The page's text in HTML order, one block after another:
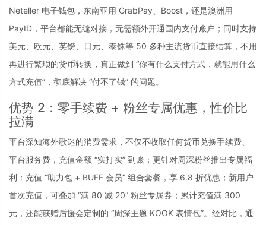
Neteller 电子钱包，东南亚用 GrabPay、Boost，还是澳洲用
PayID，平台都能无缝对接，无需额外开通国内支付账户；同时支持
美元、欧元、英镑、日元、泰铢等 50 多种主流货币直接结算，不用
再进行繁琐的货币转换，真正做到 “你有什么支付方式，就能用什么
方式充值”，彻底解决 “付不了钱” 的问题。
优势 2：零手续费 + 粉丝专属优惠，性价比
拉满
平台深知海外歌迷的消费需求，不仅不收取任何货币兑换手续费、
平台服务费，充值金额 “实打实” 到账；更针对周深粉丝推出专属福
利：充值 “助力包 + BUFF 会员” 组合套餐，享 6.8 折优惠；新用户
首次充值，可叠加 “满 80 减 20” 粉丝专属券；累计充值满 300
元，还能获赠后援会定制的 “周深主题 KOOK 表情包”。经对比，通